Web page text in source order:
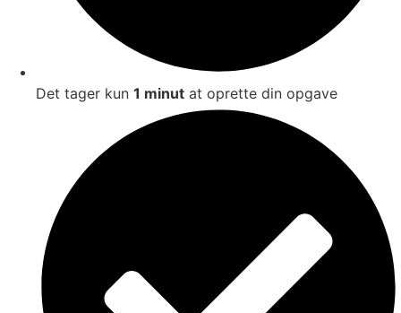
Det tager kun 1 minut at oprette din opgave